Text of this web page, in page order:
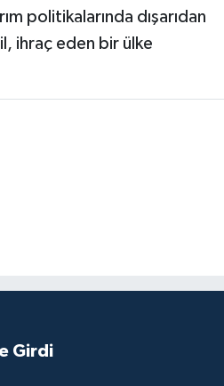
politikalarında dışarıdan
ihraç eden bir ülke
Girdi